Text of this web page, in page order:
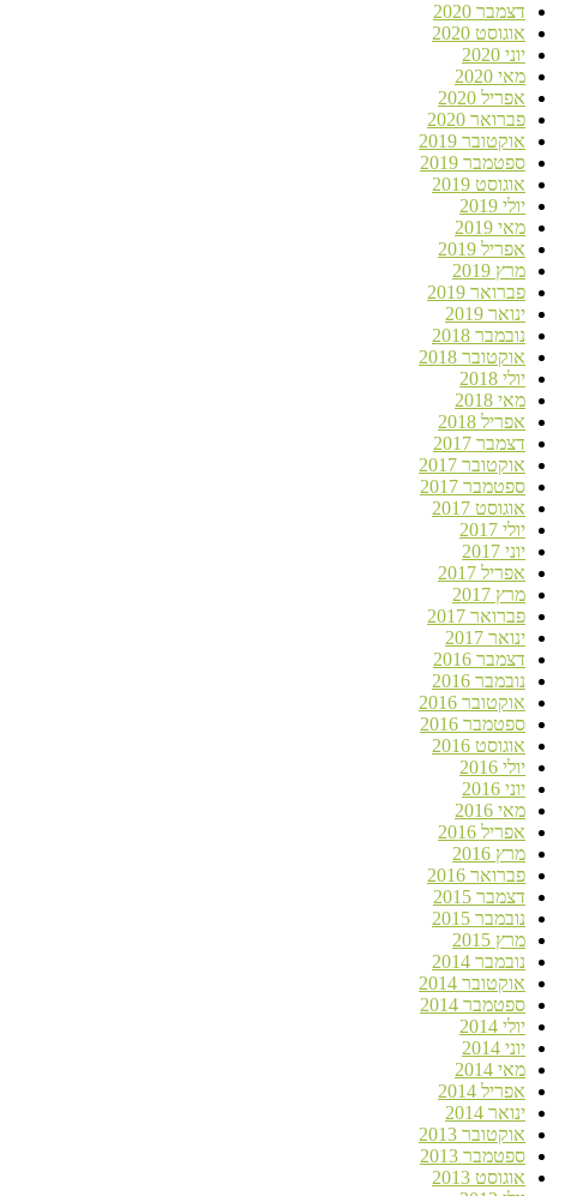
דצמבר 2020
אוגוסט 2020
יוני 2020
מאי 2020
אפריל 2020
פברואר 2020
אוקטובר 2019
ספטמבר 2019
אוגוסט 2019
יולי 2019
מאי 2019
אפריל 2019
מרץ 2019
פברואר 2019
ינואר 2019
נובמבר 2018
אוקטובר 2018
יולי 2018
מאי 2018
אפריל 2018
דצמבר 2017
אוקטובר 2017
ספטמבר 2017
אוגוסט 2017
יולי 2017
יוני 2017
אפריל 2017
מרץ 2017
פברואר 2017
ינואר 2017
דצמבר 2016
נובמבר 2016
אוקטובר 2016
ספטמבר 2016
אוגוסט 2016
יולי 2016
יוני 2016
מאי 2016
אפריל 2016
מרץ 2016
פברואר 2016
דצמבר 2015
נובמבר 2015
מרץ 2015
נובמבר 2014
אוקטובר 2014
ספטמבר 2014
יולי 2014
יוני 2014
מאי 2014
אפריל 2014
ינואר 2014
אוקטובר 2013
ספטמבר 2013
אוגוסט 2013